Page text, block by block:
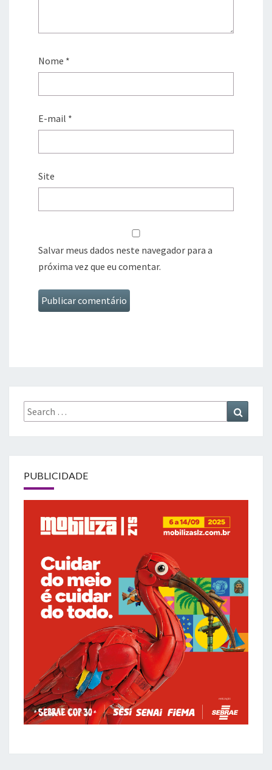
Nome *
E-mail *
Site
Salvar meus dados neste navegador para a
próxima vez que eu comentar.
Search
for:
PUBLICIDADE